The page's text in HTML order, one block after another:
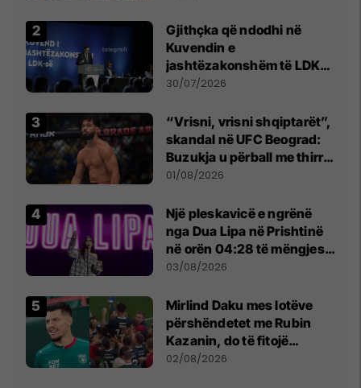
Gjithçka që ndodhi në
Kuvendin e
jashtëzakonshëm të LDK-
së
30/07/2026
“Vrisni, vrisni shqiptarët”,
skandal në UFC Beograd:
Buzukja u përball me thirrje
anti-shqiptare nga
01/08/2026
Një pleskavicë e ngrënë
nga Dua Lipa në Prishtinë
në orën 04:28 të mëngjesit
- dhe bota digjitale serbe
03/08/2026
Mirlind Daku mes lotëve
përshëndetet me Rubin
Kazanin, do të fitojë
miliona te Spartak Moska
02/08/2026